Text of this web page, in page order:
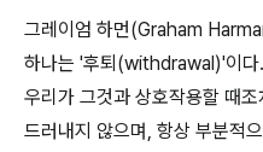
그레이엄 하먼(Graham
하나는 '후퇴(withdrawal)'이다
우리가 그것과 상호작용할 때
드러내지 않으며, 항상 부분적